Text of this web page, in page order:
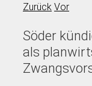
Zurück Vor
Söder
als